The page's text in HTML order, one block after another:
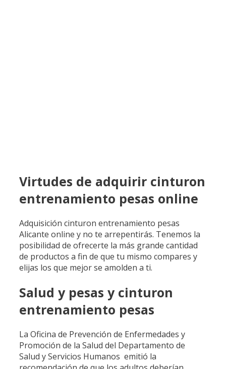
Virtudes de adquirir cinturon
entrenamiento pesas online
Adquisición cinturon entrenamiento pesas
Alicante online y no te arrepentirás. Tenemos la
posibilidad de ofrecerte la más grande cantidad
de productos a fin de que tu mismo compares y
elijas los que mejor se amolden a ti.
Salud y pesas y cinturon
entrenamiento pesas
La Oficina de Prevención de Enfermedades y
Promoción de la Salud del Departamento de
Salud y Servicios Humanos emitió la